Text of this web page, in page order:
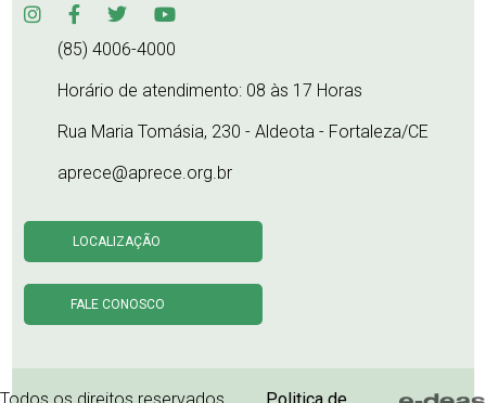
(85) 4006-4000
Horário de atendimento: 08 às 17 Horas
Rua Maria Tomásia, 230 - Aldeota - Fortaleza/CE
aprece@aprece.org.br
LOCALIZAÇÃO
FALE CONOSCO